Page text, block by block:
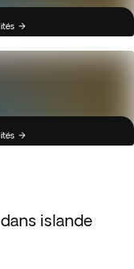
islande